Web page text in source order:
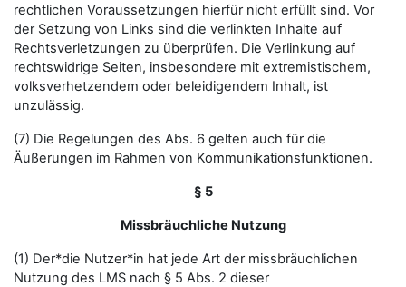
rechtlichen Voraussetzungen hierfür nicht erfüllt sind. Vor
der Setzung von Links sind die verlinkten Inhalte auf
Rechtsverletzungen zu überprüfen. Die Verlinkung auf
rechtswidrige Seiten, insbesondere mit extremistischem,
volksverhetzendem oder beleidigendem Inhalt, ist
unzulässig.
(7) Die Regelungen des Abs. 6 gelten auch für die
Äußerungen im Rahmen von Kommunikationsfunktionen.
§ 5
Missbräuchliche Nutzung
(1) Der*die Nutzer*in hat jede Art der missbräuchlichen
Nutzung des LMS nach § 5 Abs. 2 dieser